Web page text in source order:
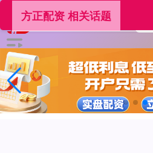
方正配资 相关话题